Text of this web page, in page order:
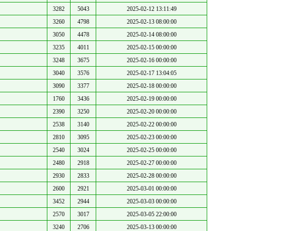
3282 5043
2025-02-12 13:11:49
3260 4798
2025-02-13 08:00:00
3050 4478
2025-02-14 08:00:00
3235 4011
2025-02-15 00:00:00
3248 3675
2025-02-16 00:00:00
3040 3576
2025-02-17 13:04:05
3090 3377
2025-02-18 00:00:00
1760 3436
2025-02-19 00:00:00
2390 3250
2025-02-20 00:00:00
2538 3140
2025-02-22 00:00:00
2810 3095
2025-02-23 00:00:00
2540 3024
2025-02-25 00:00:00
2480 2918
2025-02-27 00:00:00
2930 2833
2025-02-28 00:00:00
2600 2921
2025-03-01 00:00:00
3452 2944
2025-03-03 00:00:00
2570 3017
2025-03-05 22:00:00
3240 2706
2025-03-13 00:00:00